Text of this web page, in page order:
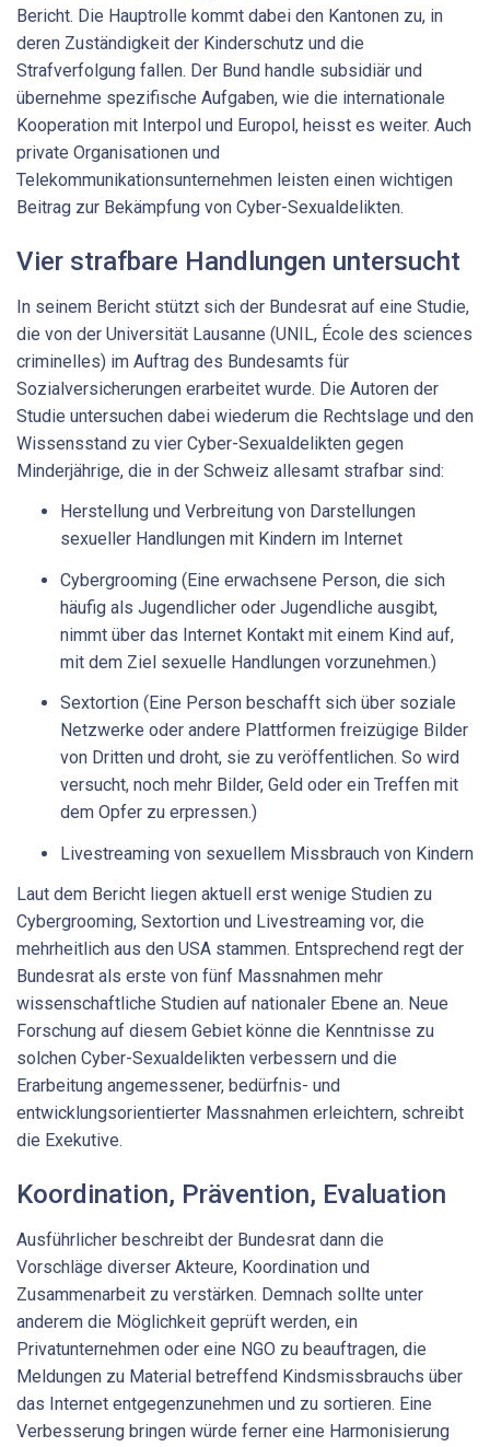
Bericht. Die Hauptrolle kommt dabei den Kantonen zu, in
deren Zuständigkeit der Kinderschutz und die
Strafverfolgung fallen. Der Bund handle subsidiär und
übernehme spezifische Aufgaben, wie die internationale
Kooperation mit Interpol und Europol, heisst es weiter. Auch
private Organisationen und
Telekommunikationsunternehmen leisten einen wichtigen
Beitrag zur Bekämpfung von Cyber-Sexualdelikten.
Vier strafbare Handlungen untersucht
In seinem Bericht stützt sich der Bundesrat auf eine Studie,
die von der Universität Lausanne (UNIL, École des sciences
criminelles) im Auftrag des Bundesamts für
Sozialversicherungen erarbeitet wurde. Die Autoren der
Studie untersuchen dabei wiederum die Rechtslage und den
Wissensstand zu vier Cyber-Sexualdelikten gegen
Minderjährige, die in der Schweiz allesamt strafbar sind:
Herstellung und Verbreitung von Darstellungen
sexueller Handlungen mit Kindern im Internet
Cybergrooming (Eine erwachsene Person, die sich
häufig als Jugendlicher oder Jugendliche ausgibt,
nimmt über das Internet Kontakt mit einem Kind auf,
mit dem Ziel sexuelle Handlungen vorzunehmen.)
Sextortion (Eine Person beschafft sich über soziale
Netzwerke oder andere Plattformen freizügige Bilder
von Dritten und droht, sie zu veröffentlichen. So wird
versucht, noch mehr Bilder, Geld oder ein Treffen mit
dem Opfer zu erpressen.)
Livestreaming von sexuellem Missbrauch von Kindern
Laut dem Bericht liegen aktuell erst wenige Studien zu
Cybergrooming, Sextortion und Livestreaming vor, die
mehrheitlich aus den USA stammen. Entsprechend regt der
Bundesrat als erste von fünf Massnahmen mehr
wissenschaftliche Studien auf nationaler Ebene an. Neue
Forschung auf diesem Gebiet könne die Kenntnisse zu
solchen Cyber-Sexualdelikten verbessern und die
Erarbeitung angemessener, bedürfnis- und
entwicklungsorientierter Massnahmen erleichtern, schreibt
die Exekutive.
Koordination, Prävention, Evaluation
Ausführlicher beschreibt der Bundesrat dann die
Vorschläge diverser Akteure, Koordination und
Zusammenarbeit zu verstärken. Demnach sollte unter
anderem die Möglichkeit geprüft werden, ein
Privatunternehmen oder eine NGO zu beauftragen, die
Meldungen zu Material betreffend Kindsmissbrauchs über
das Internet entgegenzunehmen und zu sortieren. Eine
Verbesserung bringen würde ferner eine Harmonisierung